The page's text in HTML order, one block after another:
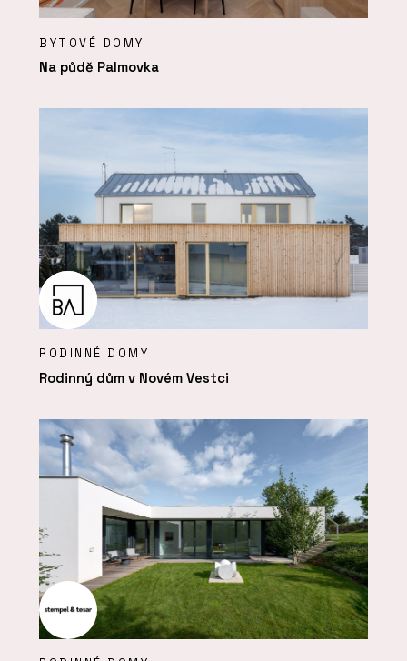
BYTOVÉ DOMY
Na půdě Palmovka
RODINNÉ DOMY
Rodinný dům v Novém Vestci